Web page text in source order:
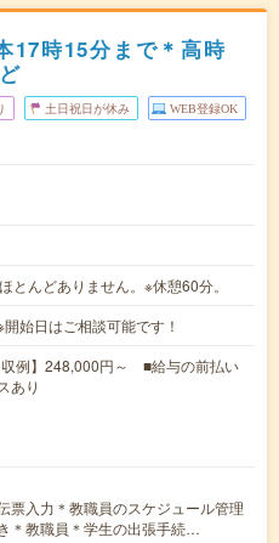
17時15分まで＊高時
土日祝日が休み WEB登録OK
んどありません。※休憩60分。
始日はご相談可能です！
例】248,000円～ ■給与の前払い
あり
票入力＊教職員のスケジュール管理
＊教職員＊学生の出張手続…